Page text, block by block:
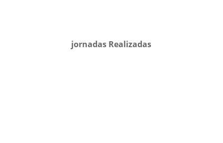
jornadas Realizadas